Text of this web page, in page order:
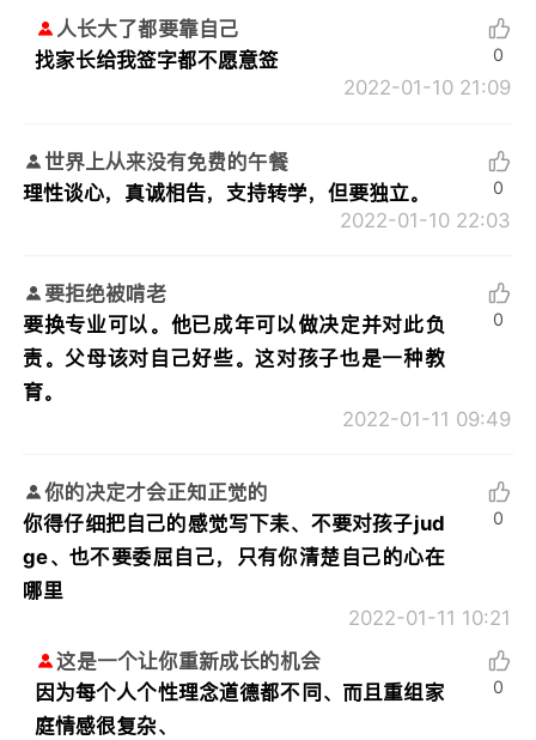
人长大了都要靠自己
找家长给我签字都不愿意签
2022-01-10 21:09
0
世界上从来没有免费的午餐
理性谈心，真诚相告，支持转学，但要独立。
2022-01-10 22:03
0
要拒绝被啃老
要换专业可以。他已成年可以做决定并对此负
责。父母该对自己好些。这对孩子也是一种教
育。
2022-01-11 09:49
0
你的决定才会正知正觉的
你得仔细把自己的感觉写下耒、不要对孩子jud
ge、也不要委屈自己，只有你清楚自己的心在
哪里
2022-01-11 10:21
0
这是一个让你重新成长的机会
因为每个人个性理念道德都不同、而且重组家
庭情感很复杂、
0